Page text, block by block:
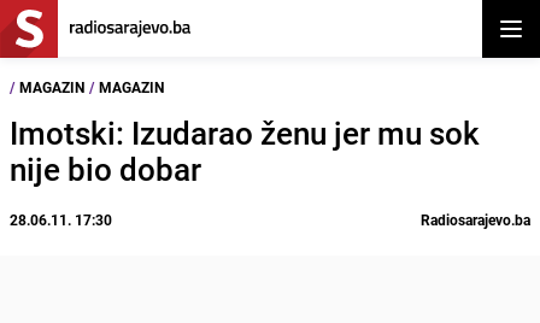
/ MAGAZIN / MAGAZIN
Imotski: Izudarao ženu jer mu sok
nije bio dobar
28.06.11. 17:30 Radiosarajevo.ba